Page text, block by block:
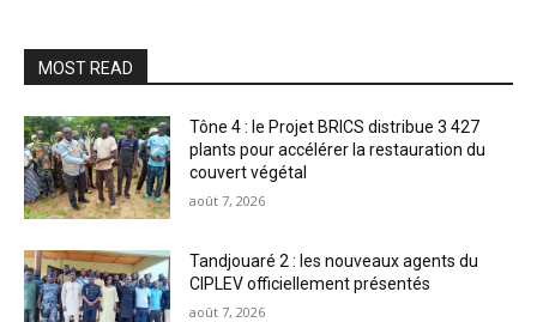
MOST READ
Tône 4 : le Projet BRICS distribue 3 427
plants pour accélérer la restauration du
couvert végétal
août 7, 2026
Tandjouaré 2 : les nouveaux agents du
CIPLEV officiellement présentés
août 7, 2026